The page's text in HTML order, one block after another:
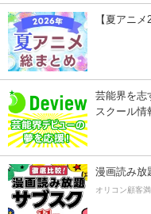
【夏アニ
芸能界を志
スクール情
漫画読み放
オリコン顧客